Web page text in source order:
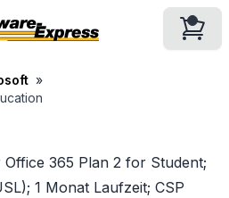
365 Plan 2 for Student;
1 Monat Laufzeit; CSP